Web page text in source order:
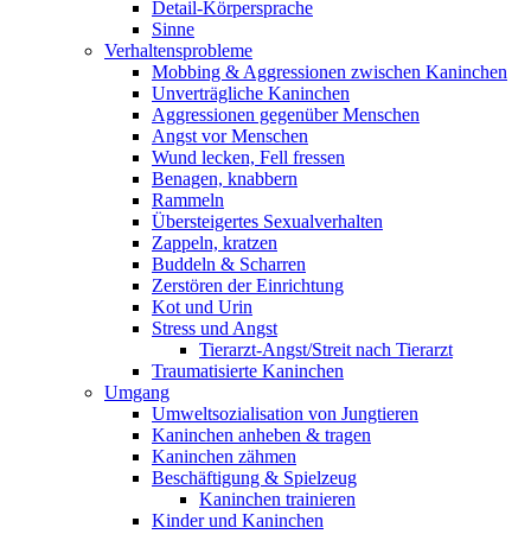
Detail-Körpersprache
Sinne
Verhaltensprobleme
Mobbing & Aggressionen zwischen Kaninchen
Unverträgliche Kaninchen
Aggressionen gegenüber Menschen
Angst vor Menschen
Wund lecken, Fell fressen
Benagen, knabbern
Rammeln
Übersteigertes Sexualverhalten
Zappeln, kratzen
Buddeln & Scharren
Zerstören der Einrichtung
Kot und Urin
Stress und Angst
Tierarzt-Angst/Streit nach Tierarzt
Traumatisierte Kaninchen
Umgang
Umweltsozialisation von Jungtieren
Kaninchen anheben & tragen
Kaninchen zähmen
Beschäftigung & Spielzeug
Kaninchen trainieren
Kinder und Kaninchen